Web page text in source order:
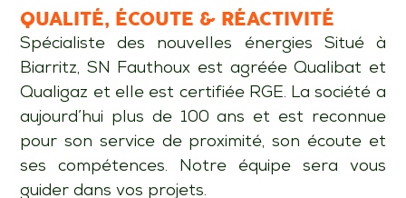
QUALITÉ, ÉCOUTE & RÉACTIVITÉ
Spécialiste des nouvelles énergies Situé à
Biarritz, SN Fauthoux est agréée Qualibat et
Qualigaz et elle est certifiée RGE. La société a
aujourd’hui plus de 100 ans et est reconnue
pour son service de proximité, son écoute et
ses compétences. Notre équipe sera vous
guider dans vos projets.